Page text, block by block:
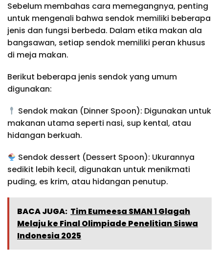
Sebelum membahas cara memegangnya, penting
untuk mengenali bahwa sendok memiliki beberapa
jenis dan fungsi berbeda. Dalam etika makan ala
bangsawan, setiap sendok memiliki peran khusus
di meja makan.
Berikut beberapa jenis sendok yang umum
digunakan:
Sendok makan (Dinner Spoon): Digunakan untuk
makanan utama seperti nasi, sup kental, atau
hidangan berkuah.
Sendok dessert (Dessert Spoon): Ukurannya
sedikit lebih kecil, digunakan untuk menikmati
puding, es krim, atau hidangan penutup.
BACA JUGA: Tim Eumeesa SMAN 1 Glagah
Melaju ke Final Olimpiade Penelitian Siswa
Indonesia 2025